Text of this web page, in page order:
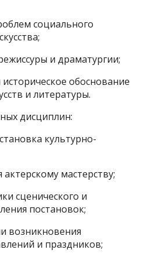
социального
и драматургии;
обоснование
и литературы.
дисциплин:
культурно-
мастерству;
сценического и
постановок;
и праздников;